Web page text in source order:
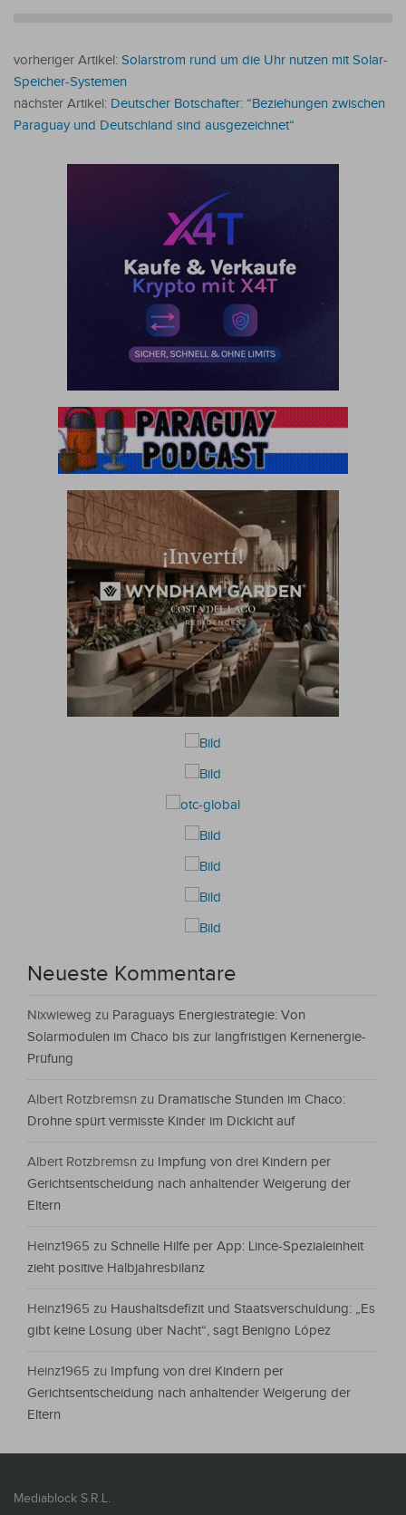
vorheriger Artikel: Solarstrom rund um die Uhr nutzen mit Solar-
Speicher-Systemen
nächster Artikel: Deutscher Botschafter: “Beziehungen zwischen
Paraguay und Deutschland sind ausgezeichnet“
Neueste Kommentare
Nixwieweg zu Paraguays Energiestrategie: Von
Solarmodulen im Chaco bis zur langfristigen Kernenergie-
Prüfung
Albert Rotzbremsn zu Dramatische Stunden im Chaco:
Drohne spürt vermisste Kinder im Dickicht auf
Albert Rotzbremsn zu Impfung von drei Kindern per
Gerichtsentscheidung nach anhaltender Weigerung der
Eltern
Heinz1965 zu Schnelle Hilfe per App: Lince-Spezialeinheit
zieht positive Halbjahresbilanz
Heinz1965 zu Haushaltsdefizit und Staatsverschuldung: „Es
gibt keine Lösung über Nacht“, sagt Benigno López
Heinz1965 zu Impfung von drei Kindern per
Gerichtsentscheidung nach anhaltender Weigerung der
Eltern
Mediablock S.R.L.